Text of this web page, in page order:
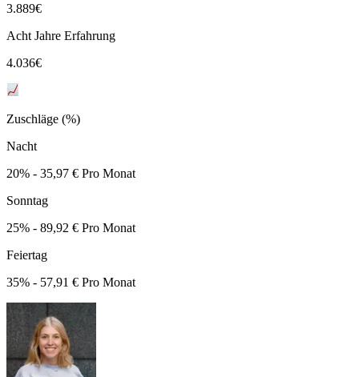
3.889€
Acht Jahre Erfahrung
4.036€
Zuschläge (%)
Nacht
20% - 35,97 € Pro Monat
Sonntag
25% - 89,92 € Pro Monat
Feiertag
35% - 57,91 € Pro Monat